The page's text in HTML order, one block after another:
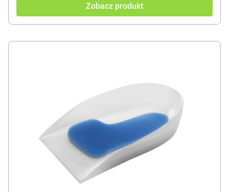
Zobacz produkt